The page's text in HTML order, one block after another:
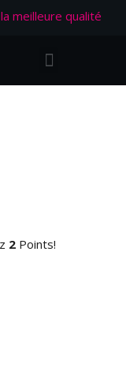
meilleure qualité
2 Points!